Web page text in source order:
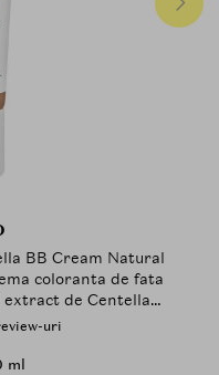
BB Cream Natural
coloranta de fata
de Centella
aspectului
la aplicare
uri
ml